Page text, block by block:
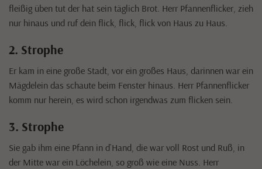
fleißig üben tut der hat sein täglich Brot. Herr Pfannenflicker, zieh
nur hinaus und ruf dein flick, flick, flick von Haus zu Haus.
2. Strophe
Er kam in eine große Stadt, vor ein großes Haus, darinnen war ein
Mägdelein das schaute beim Fenster hinaus. Herr Pfannenflicker
komm nur herein, es wird schon irgendwas zum flicken sein.
3. Strophe
Sie gab ihm eine Pfann in d`Hand, die war voll Rost und Ruß, in
der Mitte war ein Löchelein, so groß wie eine Nuss. Herr